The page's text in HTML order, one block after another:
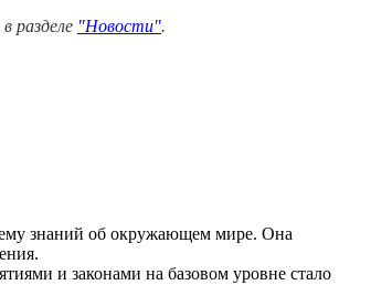
разделе "Новости".
знаний об окружающем мире. Она
и законами на базовом уровне стало